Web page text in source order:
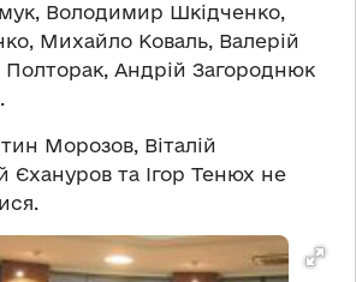
Володимир Шкідченко,
Михайло Коваль, Валерій
Полторак, Андрій Загороднюк
Морозов, Віталій
Єхануров та Ігор Тенюх не